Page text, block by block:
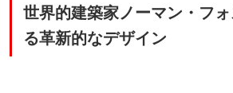
世界的建築家ノーマン・フ
る革新的なデザイン